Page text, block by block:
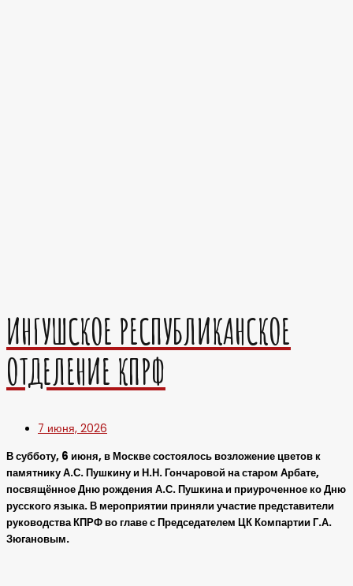
ИНГУШСКОЕ РЕСПУБЛИКАНСКОЕ
ОТДЕЛЕНИЕ КПРФ
7 июня, 2026
В субботу, 6 июня, в Москве состоялось возложение цветов к
памятнику А.С. Пушкину и Н.Н. Гончаровой на старом Арбате,
посвящённое Дню рождения А.С. Пушкина и приуроченное ко Дню
русского языка. В мероприятии приняли участие представители
руководства КПРФ во главе с Председателем ЦК Компартии Г.А.
Зюгановым.